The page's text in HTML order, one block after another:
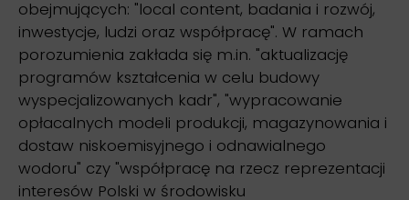
obejmujących: "local content, badania i rozwój,
inwestycje, ludzi oraz współpracę". W ramach
porozumienia zakłada się m.in. "aktualizację
programów kształcenia w celu budowy
wyspecjalizowanych kadr", "wypracowanie
opłacalnych modeli produkcji, magazynowania i
dostaw niskoemisyjnego i odnawialnego
wodoru" czy "współpracę na rzecz reprezentacji
interesów Polski w środowisku